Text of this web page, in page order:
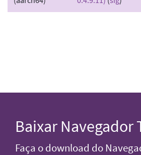
Baixar Navegador
Faça o download do